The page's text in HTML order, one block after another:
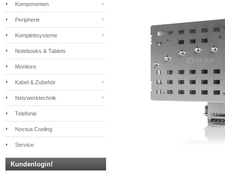
Komponenten
Peripherie
Komplettsysteme
Notebooks & Tablets
Monitore
Kabel & Zubehör
Netzwerktechnik
Telefonie
Noctua Cooling
Service
Kundenlogin!